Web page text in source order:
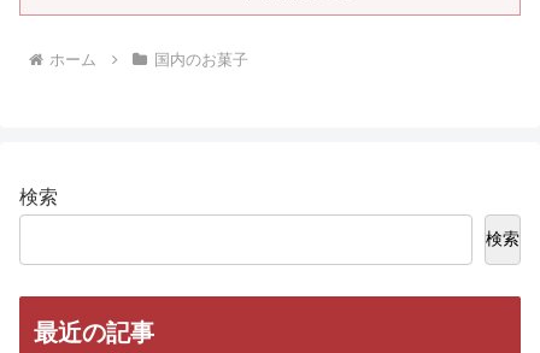
ホーム 国内のお菓子
検索
検索
最近の記事